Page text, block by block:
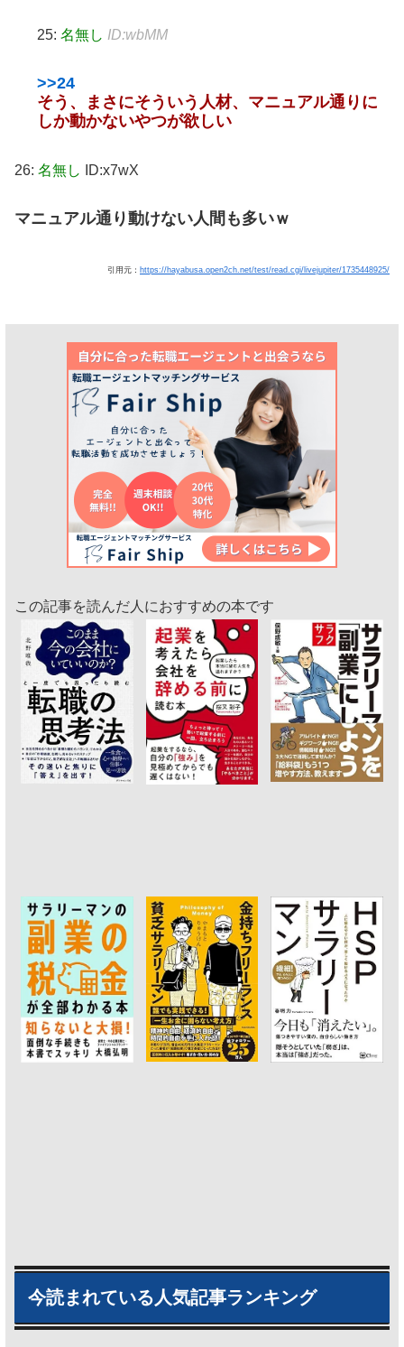
25: 名無し ID:wbMM
>>24
そう、まさにそういう人材、マニュアル通りに
しか動かないやつが欲しい
26: 名無し ID:x7wX
マニュアル通り動けない人間も多いｗ
引用元： https://hayabusa.open2ch.net/test/read.cgi/livejupiter/1735448925/
この記事を読んだ人におすすめの本です
今読まれている人気記事ランキング